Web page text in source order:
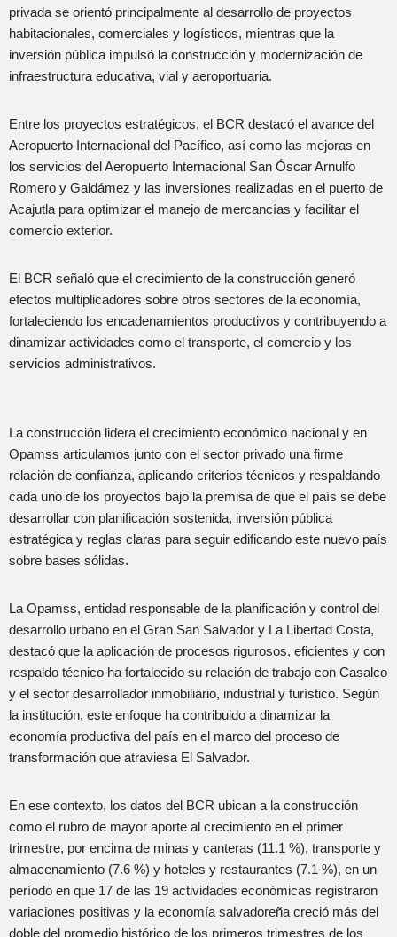
privada se orientó principalmente al desarrollo de proyectos
habitacionales, comerciales y logísticos, mientras que la
inversión pública impulsó la construcción y modernización de
infraestructura educativa, vial y aeroportuaria.
Entre los proyectos estratégicos, el BCR destacó el avance del
Aeropuerto Internacional del Pacífico, así como las mejoras en
los servicios del Aeropuerto Internacional San Óscar Arnulfo
Romero y Galdámez y las inversiones realizadas en el puerto de
Acajutla para optimizar el manejo de mercancías y facilitar el
comercio exterior.
El BCR señaló que el crecimiento de la construcción generó
efectos multiplicadores sobre otros sectores de la economía,
fortaleciendo los encadenamientos productivos y contribuyendo a
dinamizar actividades como el transporte, el comercio y los
servicios administrativos.
La construcción lidera el crecimiento económico nacional y en
Opamss articulamos junto con el sector privado una firme
relación de confianza, aplicando criterios técnicos y respaldando
cada uno de los proyectos bajo la premisa de que el país se debe
desarrollar con planificación sostenida, inversión pública
estratégica y reglas claras para seguir edificando este nuevo país
sobre bases sólidas.
La Opamss, entidad responsable de la planificación y control del
desarrollo urbano en el Gran San Salvador y La Libertad Costa,
destacó que la aplicación de procesos rigurosos, eficientes y con
respaldo técnico ha fortalecido su relación de trabajo con Casalco
y el sector desarrollador inmobiliario, industrial y turístico. Según
la institución, este enfoque ha contribuido a dinamizar la
economía productiva del país en el marco del proceso de
transformación que atraviesa El Salvador.
En ese contexto, los datos del BCR ubican a la construcción
como el rubro de mayor aporte al crecimiento en el primer
trimestre, por encima de minas y canteras (11.1 %), transporte y
almacenamiento (7.6 %) y hoteles y restaurantes (7.1 %), en un
período en que 17 de las 19 actividades económicas registraron
variaciones positivas y la economía salvadoreña creció más del
doble del promedio histórico de los primeros trimestres de los